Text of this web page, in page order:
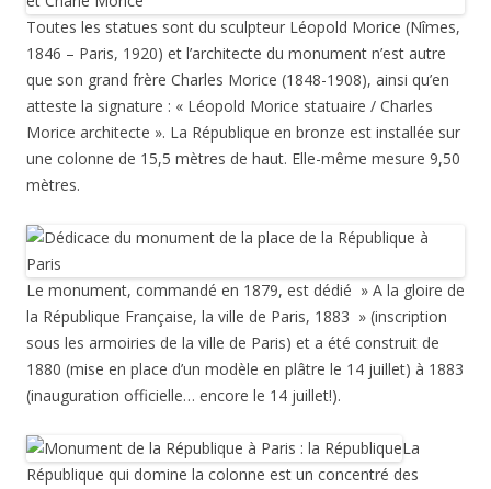
Toutes les statues sont du sculpteur Léopold Morice (Nîmes,
1846 – Paris, 1920) et l’architecte du monument n’est autre
que son grand frère Charles Morice (1848-1908), ainsi qu’en
atteste la signature : « Léopold Morice statuaire / Charles
Morice architecte ». La République en bronze est installée sur
une colonne de 15,5 mètres de haut. Elle-même mesure 9,50
mètres.
Le monument, commandé en 1879, est dédié » A la gloire de
la République Française, la ville de Paris, 1883 » (inscription
sous les armoiries de la ville de Paris) et a été construit de
1880 (mise en place d’un modèle en plâtre le 14 juillet) à 1883
(inauguration officielle… encore le 14 juillet!).
La
République qui domine la colonne est un concentré des